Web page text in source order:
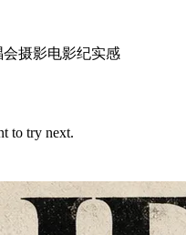
会摄影电影纪实感
to try next.